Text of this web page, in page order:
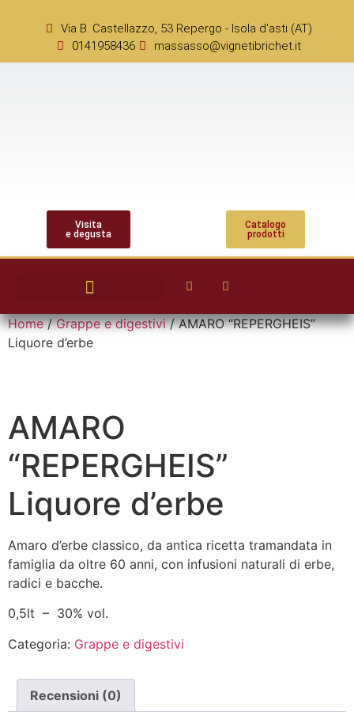
Via B. Castellazzo, 53 Repergo - Isola d'asti (AT)
0141958436
massasso@vignetibrichet.it
Visita
e degusta
Catalogo
prodotti
Home/Grappe e digestivi/ AMARO “REPERGHEIS”
Liquore d’erbe
AMARO
“REPERGHEIS”
Liquore d’erbe
Amaro d’erbe classico, da antica ricetta tramandata in
famiglia da oltre 60 anni, con infusioni naturali di erbe,
radici e bacche.
0,5lt – 30% vol.
Categoria: Grappe e digestivi
Recensioni (0)